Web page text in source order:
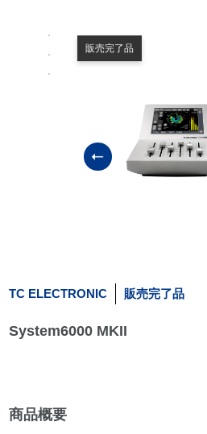
販売完了品
TC ELECTRONIC 販売完了品
System6000 MKII
商品概要